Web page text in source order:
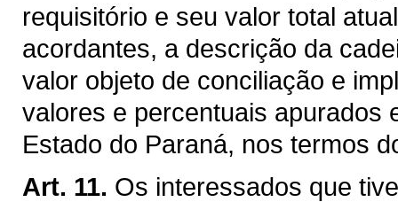
requisitório e seu valor total
acordantes, a descrição da
valor objeto de conciliação e
valores e percentuais apurados
Estado do Paraná, nos termos
Art. 11. Os interessados que